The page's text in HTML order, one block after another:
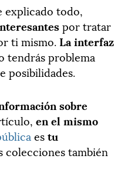
explicado todo,
por tratar
ti mismo.La interfaz
tendrás problema
posibilidades.
sobre
en el mismo
estu
colecciones también